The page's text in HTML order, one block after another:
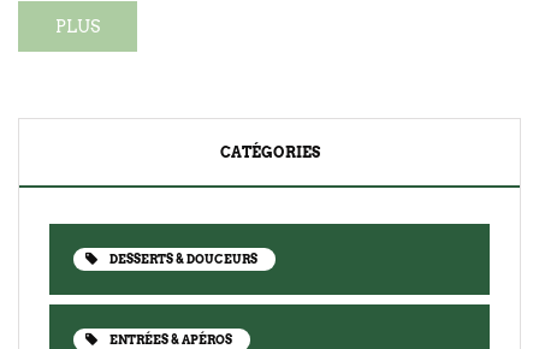
PLUS
CATÉGORIES
DESSERTS & DOUCEURS
ENTRÉES & APÉROS